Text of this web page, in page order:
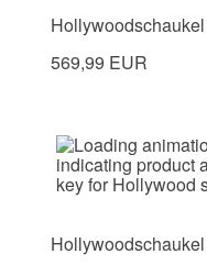
569,99 EUR